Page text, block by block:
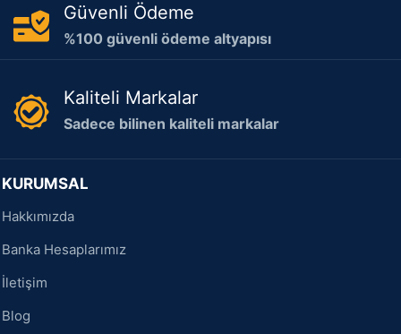
Güvenli Ödeme
%100 güvenli ödeme altyapısı
Kaliteli Markalar
Sadece bilinen kaliteli markalar
KURUMSAL
Hakkımızda
Banka Hesaplarımız
İletişim
Blog